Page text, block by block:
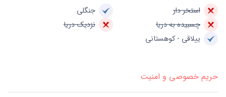
استخر دار
جنگلی
چسبیده به دریا
نزدیک دریا
ییلاقی - کوهستانی
حریم خصوصی و امنیت